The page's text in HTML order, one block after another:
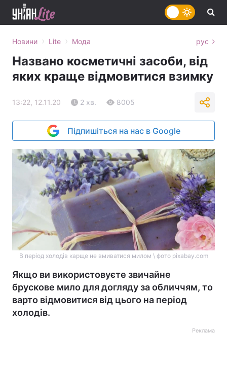
Новини › Lite › Мода рус
Названо косметичні засоби, від
яких краще відмовитися взимку
13:22, 12.11.20 2 хв. 8005
Підпишіться на нас в Google
В період холодів карще не вмиватися милом \ фото pixabay.com
Якщо ви використовуєте звичайне
брускове мило для догляду за обличчям, то
варто відмовитися від цього на період
холодів.
Реклама